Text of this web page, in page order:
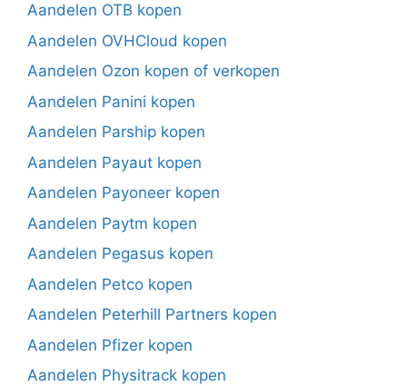
Aandelen OTB kopen
Aandelen OVHCloud kopen
Aandelen Ozon kopen of verkopen
Aandelen Panini kopen
Aandelen Parship kopen
Aandelen Payaut kopen
Aandelen Payoneer kopen
Aandelen Paytm kopen
Aandelen Pegasus kopen
Aandelen Petco kopen
Aandelen Peterhill Partners kopen
Aandelen Pfizer kopen
Aandelen Physitrack kopen